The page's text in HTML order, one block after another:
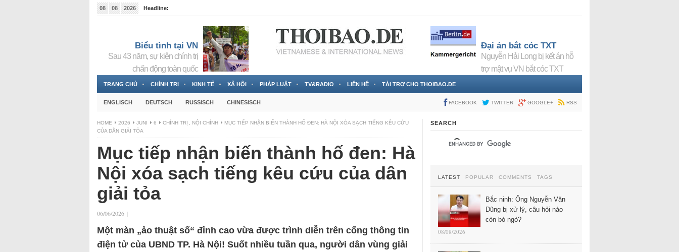
08 08 2026
Headline:
Biểu tình tại VN
Sau 43 năm, sự kiện chính trị
chấn động toàn quốc
Đại án bắt cóc TXT
Nguyễn Hải Long bị kết án hỗ
trợ mật vụ VN bắt cóc TXT
TRANG CHỦ CHÍNH TRỊ KINH TẾ XÃ HỘI PHÁP LUẬT TV&RADIO LIÊN HỆ TÀI TRỢ CHO THOIBAO.DE
ENGLISCH DEUTSCH RUSSISCH CHINESISCH FACEBOOK TWITTER GOOGLE+ RSS
HOME 2026 JUNI 6 CHÍNH TRỊ NỘI CHÍNH
MỤC TIẾP NHẬN BIẾN THÀNH HỐ ĐEN: HÀ NỘI XÓA SẠCH TIẾNG KÊU CỨU
CỦA DÂN GIẢI TỎA
Mục tiếp nhận biến thành hố đen: Hà
Nội xóa sạch tiếng kêu cứu của dân
giải tỏa
06/06/2026 |
Một màn „ảo thuật số“ đỉnh cao vừa được trình diễn trên cổng thông tin
điện tử của UBND TP. Hà Nội! Suốt nhiều tuần qua, người dân vùng giải
SEARCH
LATEST POPULAR COMMENTS TAGS
Bắc ninh: Ông Nguyễn Văn
Dũng bị xử lý, câu hỏi nào
còn bỏ ngỏ?
08/08/2026